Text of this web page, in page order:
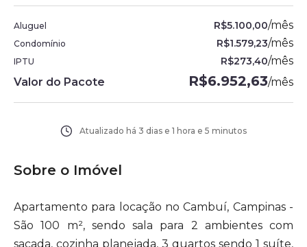
Aluguel R$5.100,00/mês
Condomínio R$1.579,23/mês
IPTU R$273,40/mês
Valor do Pacote
R$6.952,63/mês
Atualizado há 3 dias e 1 hora e 5 minutos
Sobre o Imóvel
Apartamento para locação no Cambuí, Campinas -
São 100 m², sendo sala para 2 ambientes com
sacada, cozinha planejada, 3 quartos sendo 1 suíte,